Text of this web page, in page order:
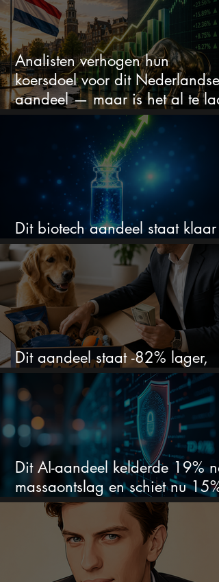
Analisten verhogen hun
koersdoel voor dit Nederlandse
aandeel — maar is het al te laat
om in te stappen?
Dit biotech aandeel staat klaar
voor een flinke rally
Dit aandeel staat -82% lager,
terwijl het bedrijf gewoon groeit
Dit AI-aandeel kelderde 19% na
massaontslag en schiet nu 15%
omhoog